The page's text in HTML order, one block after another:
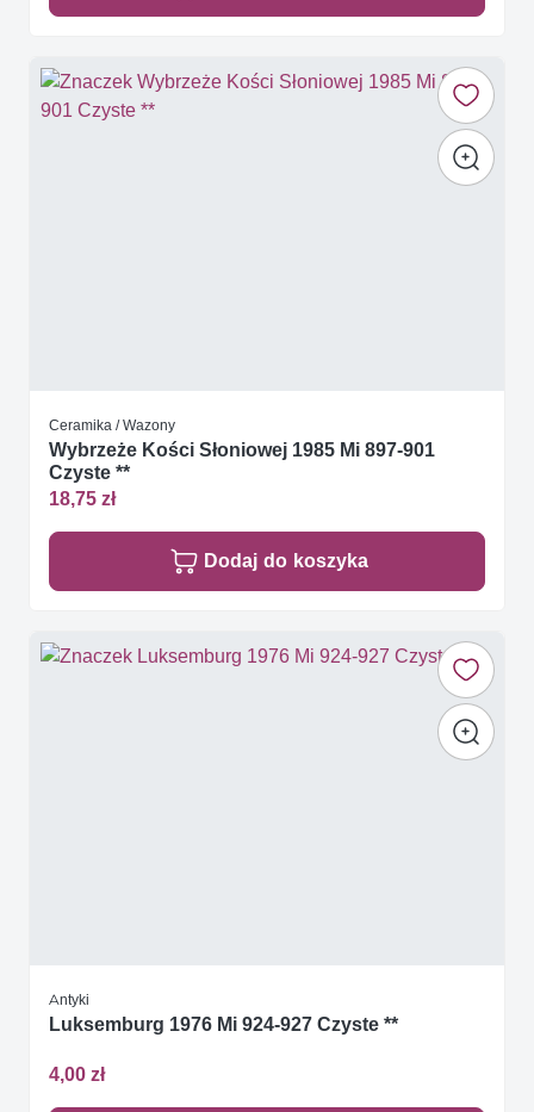
Ceramika / Wazony
Wybrzeże Kości Słoniowej 1985 Mi 897-901
Czyste **
18,75 zł
Dodaj do koszyka
Antyki
Luksemburg 1976 Mi 924-927 Czyste **
4,00 zł